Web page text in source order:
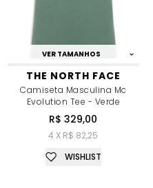
VER TAMANHOS
THE NORTH FACE
Camiseta Masculina Mc
Evolution Tee - Verde
R$ 329,00
4 X R$ 82,25
WISHLIST